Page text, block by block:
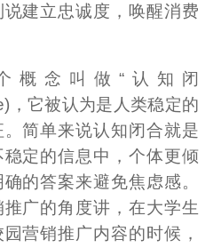
建立忠诚度，唤醒消费
概念叫做“认知闭
，它被认为是人类稳定的
简单来说认知闭合就是
定的信息中，个体更倾
的答案来避免焦虑感。
广的角度讲，在大学生
营销推广内容的时候，